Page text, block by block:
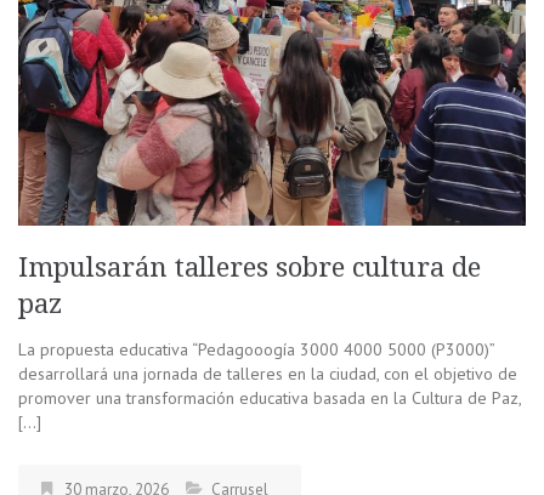
Impulsarán talleres sobre cultura de
paz
La propuesta educativa “Pedagooogía 3000 4000 5000 (P3000)”
desarrollará una jornada de talleres en la ciudad, con el objetivo de
promover una transformación educativa basada en la Cultura de Paz,
[…]
30 marzo, 2026 Carrusel